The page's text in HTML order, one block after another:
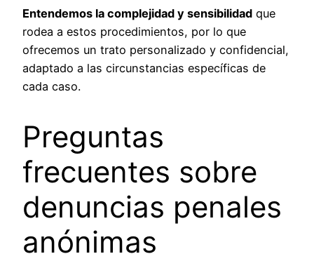
Entendemos la complejidad y sensibilidad que
rodea a estos procedimientos, por lo que
ofrecemos un trato personalizado y confidencial,
adaptado a las circunstancias específicas de
cada caso.
Preguntas
frecuentes sobre
denuncias penales
anónimas